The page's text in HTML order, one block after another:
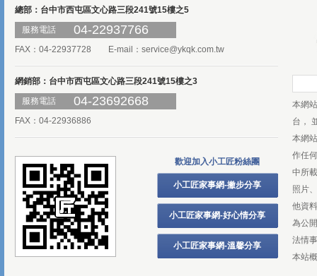
總部：台中市西屯區文心路三段241號15樓之5
服務電話
04-22937766
FAX：04-22937728 E-mail： service@ykqk.com.tw
網銷部：台中市西屯區文心路三段241號15樓之3
服務電話
04-23692668
FAX：04-22936886
歡迎加入小工匠粉絲團
小工匠家事網-撇步分享
小工匠家事網-好心情分享
小工匠家事網-溫馨分享
本網
台，
本網
作任
中所
照片
他資
為公
法情
本站